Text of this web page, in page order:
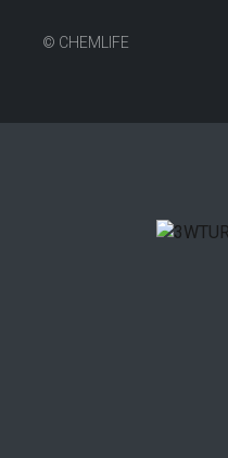
© CHEMLIFE